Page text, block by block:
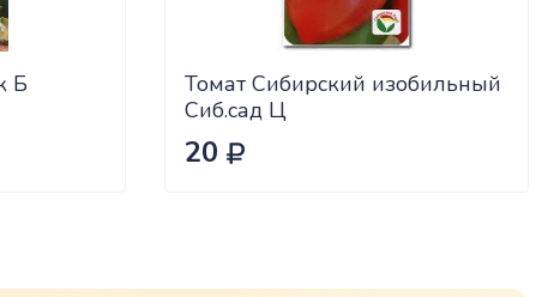
Б
Томат Сибирский изобильный
Сиб.сад Ц
20